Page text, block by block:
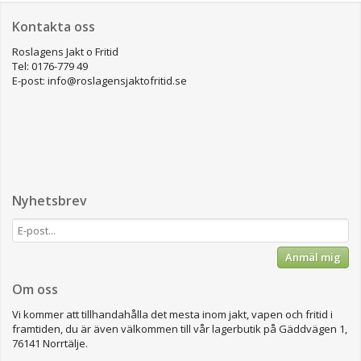
Kontakta oss
Roslagens Jakt o Fritid
Tel: 0176-779 49
E-post: info@roslagensjaktofritid.se
Nyhetsbrev
Anmäl mig
Om oss
Vi kommer att tillhandahålla det mesta inom jakt, vapen och fritid i
framtiden, du är även välkommen till vår lagerbutik på Gäddvägen 1,
76141 Norrtälje.